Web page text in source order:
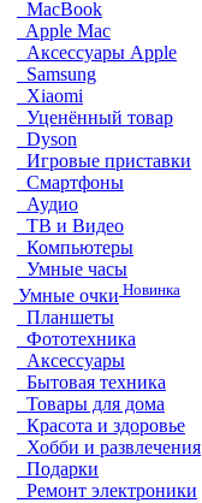
MacBook
Apple Mac
Аксессуары Apple
Samsung
Xiaomi
Уценённый товар
Dyson
Игровые приставки
Смартфоны
Аудио
ТВ и Видео
Компьютеры
Умные часы
Умные очки Новинка
Планшеты
Фототехника
Аксессуары
Бытовая техника
Товары для дома
Красота и здоровье
Хобби и развлечения
Подарки
Ремонт электроники